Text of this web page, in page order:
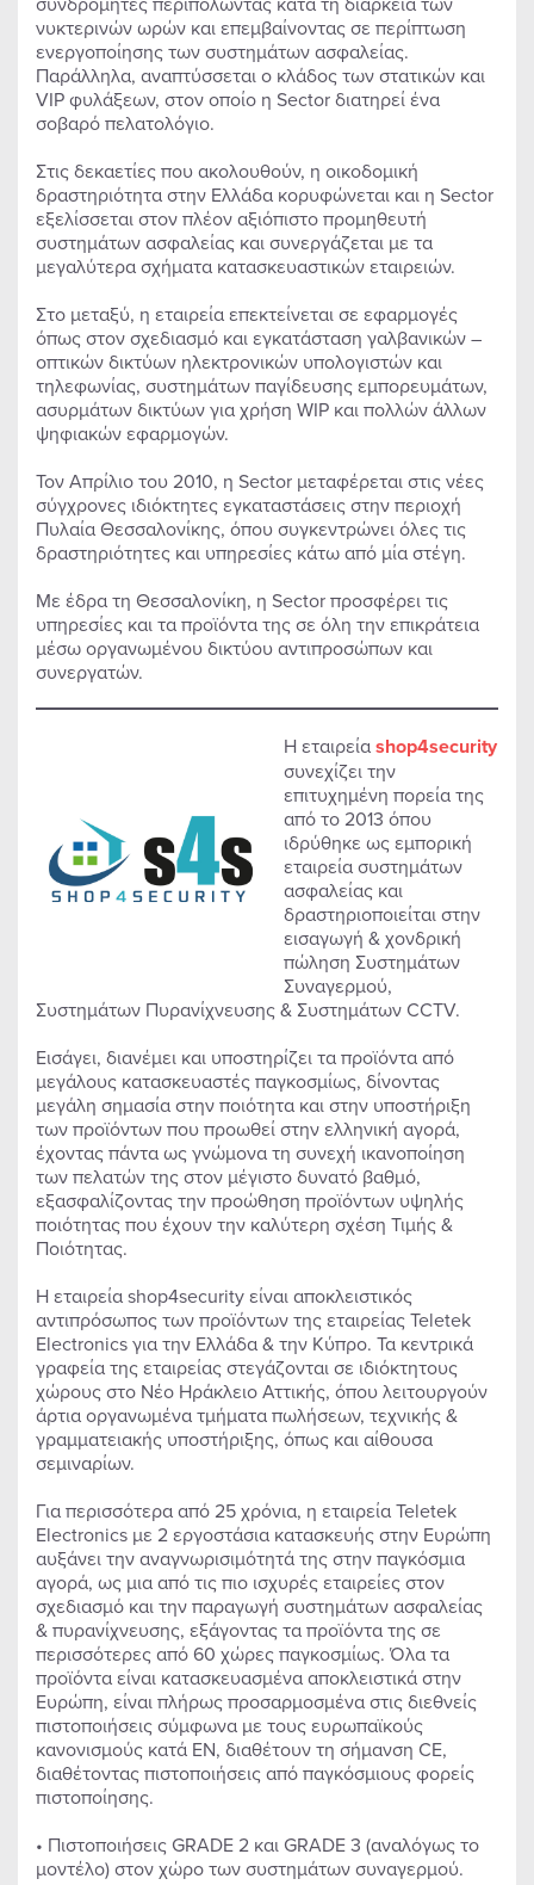
νυκτερινών ωρών και επεμβαίνοντας σε περίπτωση
ενεργοποίησης των συστημάτων ασφαλείας.
Παράλληλα, αναπτύσσεται ο κλάδος των στατικών και
VIP φυλάξεων, στον οποίο η Sector διατηρεί ένα
σοβαρό πελατολόγιο.
Στις δεκαετίες που ακολουθούν, η οικοδομική
δραστηριότητα στην Ελλάδα κορυφώνεται και η Sector
εξελίσσεται στον πλέον αξιόπιστο προμηθευτή
συστημάτων ασφαλείας και συνεργάζεται με τα
μεγαλύτερα σχήματα κατασκευαστικών εταιρειών.
Στο μεταξύ, η εταιρεία επεκτείνεται σε εφαρμογές
όπως στον σχεδιασμό και εγκατάσταση γαλβανικών –
οπτικών δικτύων ηλεκτρονικών υπολογιστών και
τηλεφωνίας, συστημάτων παγίδευσης εμπορευμάτων,
ασυρμάτων δικτύων για χρήση WIP και πολλών άλλων
ψηφιακών εφαρμογών.
Τον Απρίλιο του 2010, η Sector μεταφέρεται στις νέες
σύγχρονες ιδιόκτητες εγκαταστάσεις στην περιοχή
Πυλαία Θεσσαλονίκης, όπου συγκεντρώνει όλες τις
δραστηριότητες και υπηρεσίες κάτω από μία στέγη.
Με έδρα τη Θεσσαλονίκη, η Sector προσφέρει τις
υπηρεσίες και τα προϊόντα της σε όλη την επικράτεια
μέσω οργανωμένου δικτύου αντιπροσώπων και
συνεργατών.
H εταιρείαshop4security
συνεχίζει την
επιτυχημένη πορεία της
από το 2013 όπου
ιδρύθηκε ως εμπορική
εταιρεία συστημάτων
ασφαλείας και
δραστηριοποιείται στην
εισαγωγή & χονδρική
πώληση Συστημάτων
Συναγερμού,
Συστημάτων Πυρανίχνευσης & Συστημάτων CCTV.
Εισάγει, διανέμει και υποστηρίζει τα προϊόντα από
μεγάλους κατασκευαστές παγκοσμίως, δίνοντας
μεγάλη σημασία στην ποιότητα και στην υποστήριξη
των προϊόντων που προωθεί στην ελληνική αγορά,
έχοντας πάντα ως γνώμονα τη συνεχή ικανοποίηση
των πελατών της στον μέγιστο δυνατό βαθμό,
εξασφαλίζοντας την προώθηση προϊόντων υψηλής
ποιότητας που έχουν την καλύτερη σχέση Τιμής &
Ποιότητας.
Η εταιρεία shop4security είναι αποκλειστικός
αντιπρόσωπος των προϊόντων της εταιρείας Teletek
Electronics για την Ελλάδα & την Κύπρο. Τα κεντρικά
γραφεία της εταιρείας στεγάζονται σε ιδιόκτητους
χώρους στο Νέο Ηράκλειο Αττικής, όπου λειτουργούν
άρτια οργανωμένα τμήματα πωλήσεων, τεχνικής &
γραμματειακής υποστήριξης, όπως και αίθουσα
σεμιναρίων.
Για περισσότερα από 25 χρόνια, η εταιρεία Teletek
Electronics με 2 εργοστάσια κατασκευής στην Ευρώπη
αυξάνει την αναγνωρισιμότητά της στην παγκόσμια
αγορά, ως μια από τις πιο ισχυρές εταιρείες στον
σχεδιασμό και την παραγωγή συστημάτων ασφαλείας
& πυρανίχνευσης, εξάγοντας τα προϊόντα της σε
περισσότερες από 60 χώρες παγκοσμίως. Όλα τα
προϊόντα είναι κατασκευασμένα αποκλειστικά στην
Ευρώπη, είναι πλήρως προσαρμοσμένα στις διεθνείς
πιστοποιήσεις σύμφωνα με τους ευρωπαϊκούς
κανονισμούς κατά ΕΝ, διαθέτουν τη σήμανση CE,
διαθέτοντας πιστοποιήσεις από παγκόσμιους φορείς
πιστοποίησης.
• Πιστοποιήσεις GRADE 2 και GRADE 3 (αναλόγως το
μοντέλο) στον χώρο των συστημάτων συναγερμού.